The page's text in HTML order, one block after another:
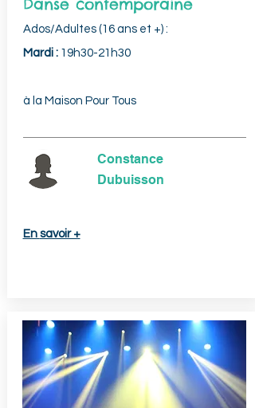
Danse contemporaine
Ados/Adultes (16 ans et +) :
Mardi : 19h30-21h30
à la Maison Pour Tous
Constance
Dubuisson
En savoir +